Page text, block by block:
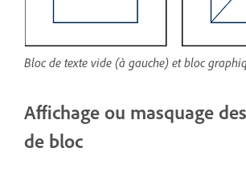
Bloc de texte vide (à gauche) et bloc
Affichage ou masquage
de bloc